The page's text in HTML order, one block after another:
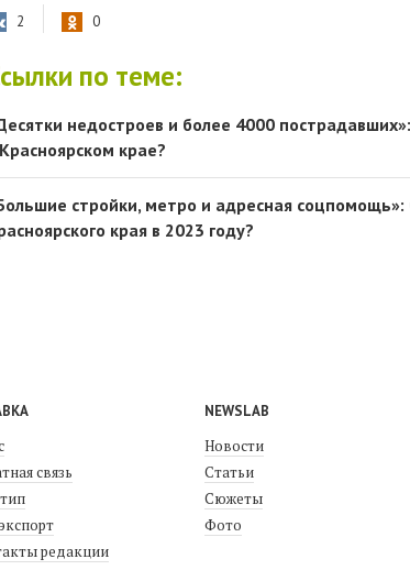
2 0
по теме:
недостроев и более 4000
крае?
стройки, метро и адресная соцпомощь»:
края в 2023 году?
связь
редакции
NEWSLAB
Новости
Статьи
Сюжеты
Фото